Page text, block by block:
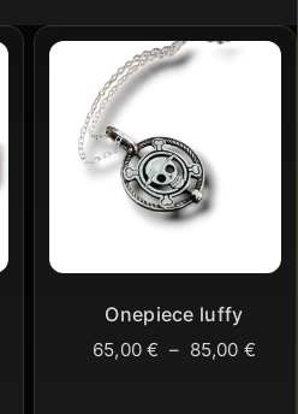
Onepiece luffy
65,00€ – 85,00 €